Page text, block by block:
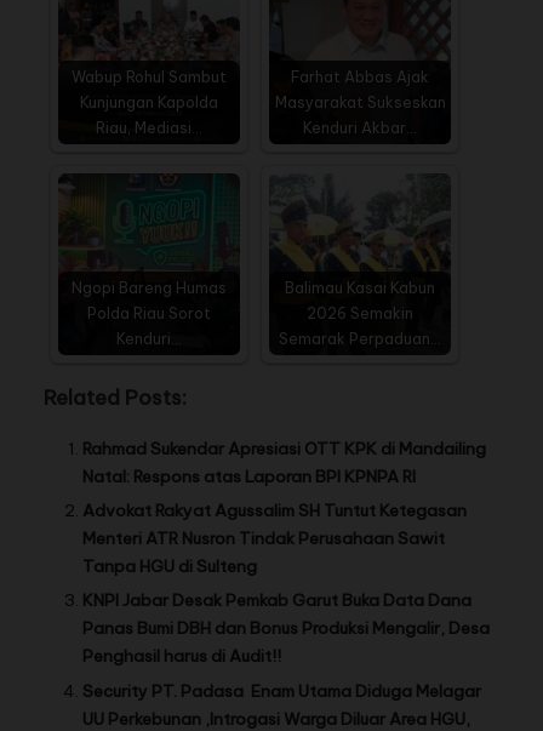
Wabup Rohul Sambut
Kunjungan Kapolda
Riau, Mediasi…
Farhat Abbas Ajak
Masyarakat Sukseskan
Kenduri Akbar…
Ngopi Bareng Humas
Polda Riau Sorot
Kenduri…
Balimau Kasai Kabun
2026 Semakin
Semarak Perpaduan…
Related Posts:
Rahmad Sukendar Apresiasi OTT KPK di Mandailing
Natal: Respons atas Laporan BPI KPNPA RI
Advokat Rakyat Agussalim SH Tuntut Ketegasan
Menteri ATR Nusron Tindak Perusahaan Sawit
Tanpa HGU di Sulteng
KNPI Jabar Desak Pemkab Garut Buka Data Dana
Panas Bumi DBH dan Bonus Produksi Mengalir, Desa
Penghasil harus di Audit!!
Security PT. Padasa Enam Utama Diduga Melagar
UU Perkebunan ,Introgasi Warga Diluar Area HGU,